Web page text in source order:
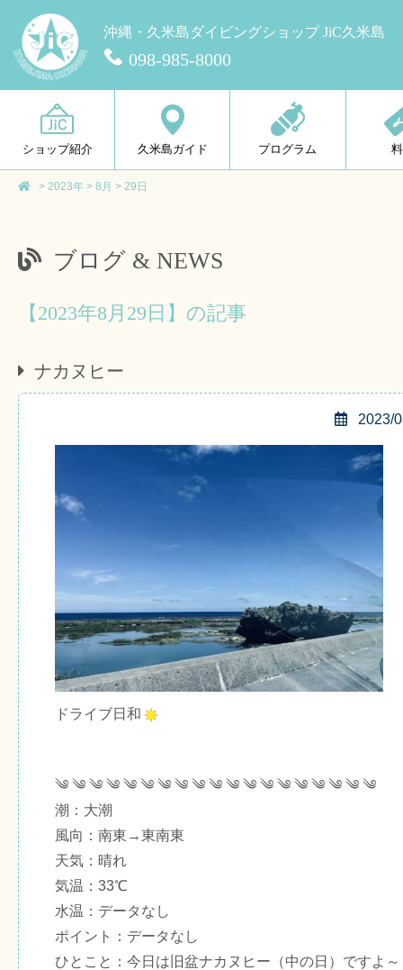
沖縄・久米島ダイビングショップ JiC久米島
098-985-8000
ショップ紹介 久米島ガイド プログラム
> 2023年 > 8月 > 29日
ブログ & NEWS
【2023年8月29日】の記事
ナカヌヒー
2023/
ドライブ日和
༄ ༄ ༄ ༄ ༄ ༄ ༄ ༄ ༄ ༄ ༄ ༄ ༄ ༄ ༄ ༄ ༄ ༄ ༄
潮：大潮
風向：南東→東南東
天気：晴れ
気温：33℃
水温：データなし
ポイント：データなし
ひとこと：今日は旧盆ナカヌヒー（中の日）ですよ～